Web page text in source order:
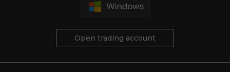
Open trading account